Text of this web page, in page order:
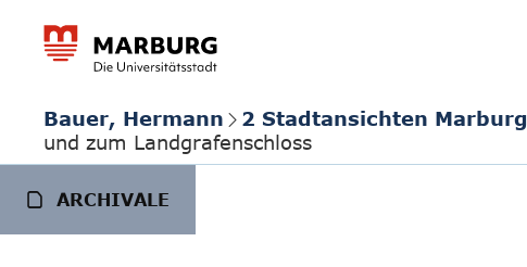
Bauer, Hermann 2 Stadtansichten Marburg
und zum Landgrafenschloss
ARCHIVALE